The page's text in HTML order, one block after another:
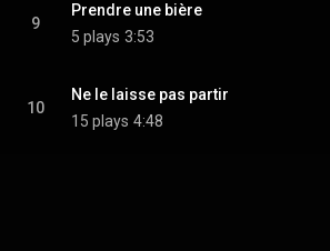
9
Prendre une bière
5 plays 3:53
10
Ne le laisse pas partir
15 plays 4:48